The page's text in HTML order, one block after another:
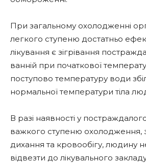
При загальному охолодженні
легкого ступеню достатньо
лікування є зігрівання
ванній при початкової
поступово температуру води
нормальної температури тіла
В разі наявності у
важкого ступеню охолодження,
дихання та кровообігу, людину
відвезти до лікувального